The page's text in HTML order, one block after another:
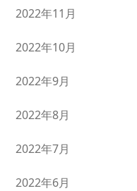
2022年11月
2022年10月
2022年9月
2022年8月
2022年7月
2022年6月